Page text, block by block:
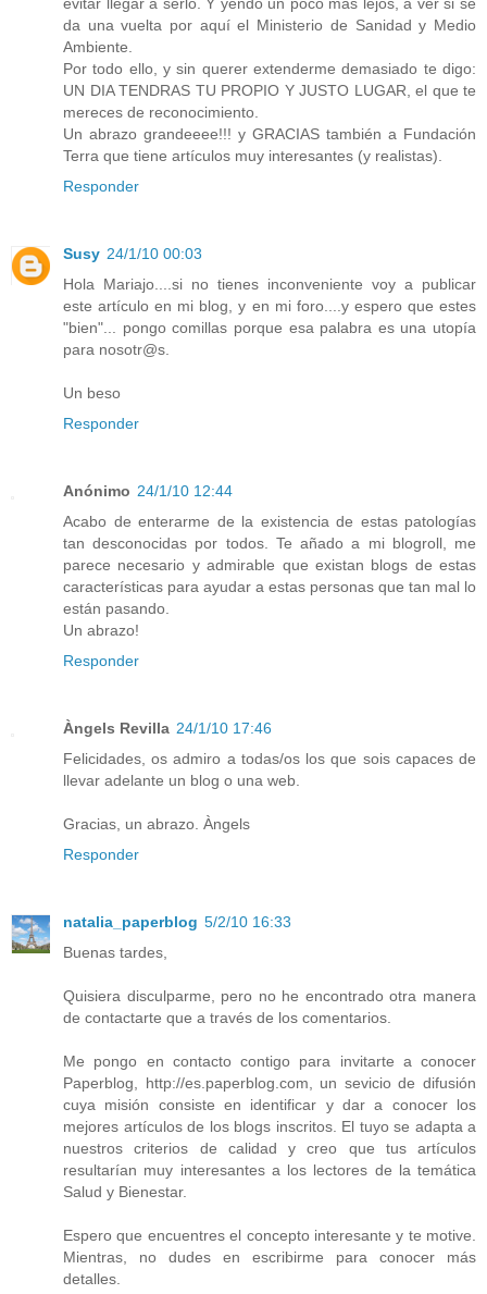
evitar llegar a serlo. Y yendo un poco más lejos, a ver si se
da una vuelta por aquí el Ministerio de Sanidad y Medio
Ambiente.
Por todo ello, y sin querer extenderme demasiado te digo:
UN DIA TENDRAS TU PROPIO Y JUSTO LUGAR, el que te
mereces de reconocimiento.
Un abrazo grandeeee!!! y GRACIAS también a Fundación
Terra que tiene artículos muy interesantes (y realistas).
Responder
Susy 24/1/10 00:03
Hola Mariajo....si no tienes inconveniente voy a publicar
este artículo en mi blog, y en mi foro....y espero que estes
"bien"... pongo comillas porque esa palabra es una utopía
para nosotr@s.
Un beso
Responder
Anónimo 24/1/10 12:44
Acabo de enterarme de la existencia de estas patologías
tan desconocidas por todos. Te añado a mi blogroll, me
parece necesario y admirable que existan blogs de estas
características para ayudar a estas personas que tan mal lo
están pasando.
Un abrazo!
Responder
Àngels Revilla 24/1/10 17:46
Felicidades, os admiro a todas/os los que sois capaces de
llevar adelante un blog o una web.
Gracias, un abrazo. Àngels
Responder
natalia_paperblog 5/2/10 16:33
Buenas tardes,
Quisiera disculparme, pero no he encontrado otra manera
de contactarte que a través de los comentarios.
Me pongo en contacto contigo para invitarte a conocer
Paperblog, http://es.paperblog.com, un sevicio de difusión
cuya misión consiste en identificar y dar a conocer los
mejores artículos de los blogs inscritos. El tuyo se adapta a
nuestros criterios de calidad y creo que tus artículos
resultarían muy interesantes a los lectores de la temática
Salud y Bienestar.
Espero que encuentres el concepto interesante y te motive.
Mientras, no dudes en escribirme para conocer más
detalles.